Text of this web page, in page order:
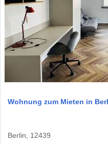
Wohnung zum Mieten in
Berlin, 12439